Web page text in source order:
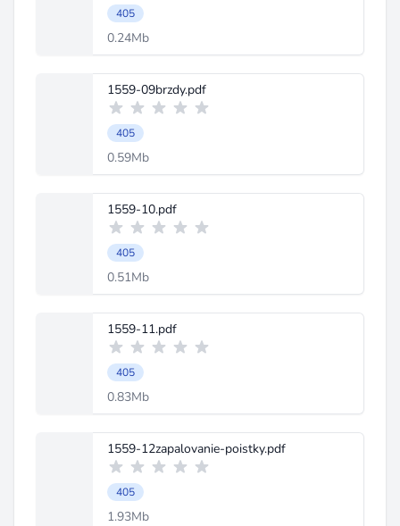
405
0.24Mb
1559-09brzdy.pdf
405
0.59Mb
1559-10.pdf
405
0.51Mb
1559-11.pdf
405
0.83Mb
1559-12zapalovanie-poistky.pdf
405
1.93Mb